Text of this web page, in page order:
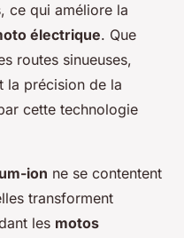
ce qui améliore la
électrique. Que
routes sinueuses,
la précision de la
cette technologie
ion ne se contentent
transforment
les motos